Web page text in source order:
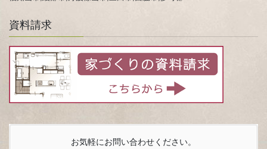
資料請求
お気軽にお問い合わせください。